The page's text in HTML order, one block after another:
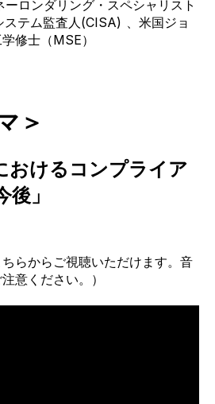
ロンダリング・スペシャリスト
ステム監査人(CISA) 、 米国ジョ
修士（MSE）
＞
おけるコンプライア
」
ちらからご視聴いただけます。音
意ください。）